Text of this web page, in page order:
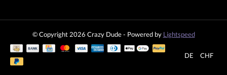
© Copyright 2026 Crazy Dude - Powered by Lightspeed
DE CHF